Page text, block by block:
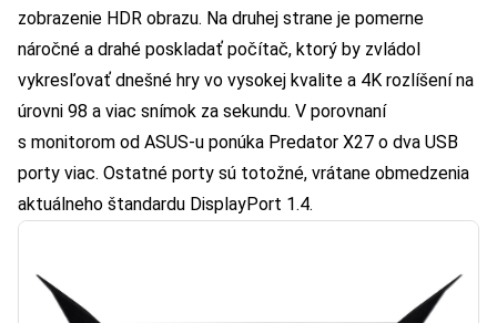
zobrazenie HDR obrazu. Na druhej strane je pomerne
náročné a drahé poskladať počítač, ktorý by zvládol
vykresľovať dnešné hry vo vysokej kvalite a 4K rozlíšení na
úrovni 98 a viac snímok za sekundu. V porovnaní
s monitorom od ASUS-u ponúka Predator X27 o dva USB
porty viac. Ostatné porty sú totožné, vrátane obmedzenia
aktuálneho štandardu DisplayPort 1.4.